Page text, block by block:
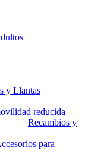
y Llantas
reducida
Recambios y
para